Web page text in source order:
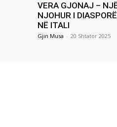
VERA GJONAJ –
NJOHUR I
NË ITALI
Gjin Musa - 20 Shtator 2025